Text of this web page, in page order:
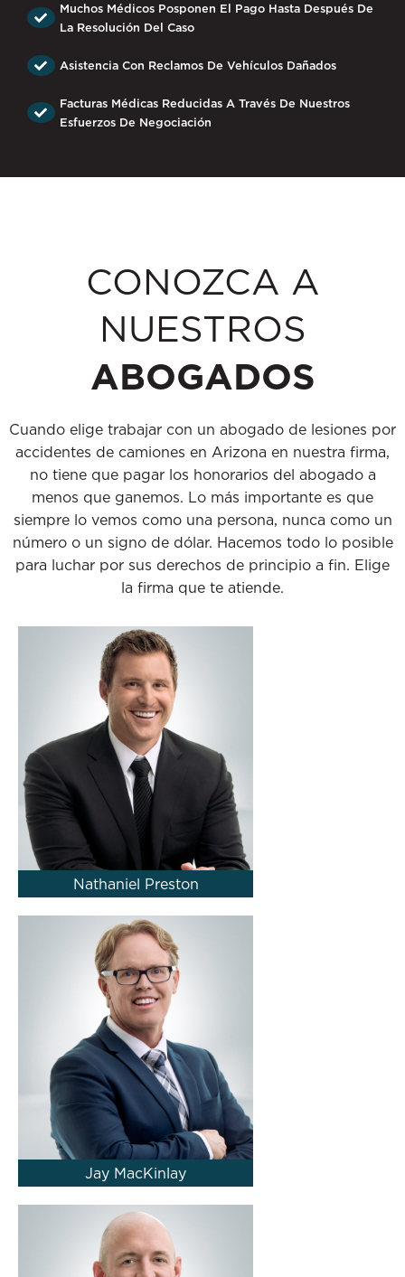
Muchos Médicos Posponen El Pago Hasta Después De
La Resolución Del Caso
Asistencia Con Reclamos De Vehículos Dañados
Facturas Médicas Reducidas A Través De Nuestros
Esfuerzos De Negociación
CONOZCA A
NUESTROS
ABOGADOS
Cuando elige trabajar con un abogado de lesiones por
accidentes de camiones en Arizona en nuestra firma,
no tiene que pagar los honorarios del abogado a
menos que ganemos. Lo más importante es que
siempre lo vemos como una persona, nunca como un
número o un signo de dólar. Hacemos todo lo posible
para luchar por sus derechos de principio a fin. Elige
la firma que te atiende.
Nathaniel Preston
Jay MacKinlay